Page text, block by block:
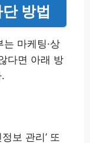
방법
마케팅·상
다면 아래 방
보 관리’ 또